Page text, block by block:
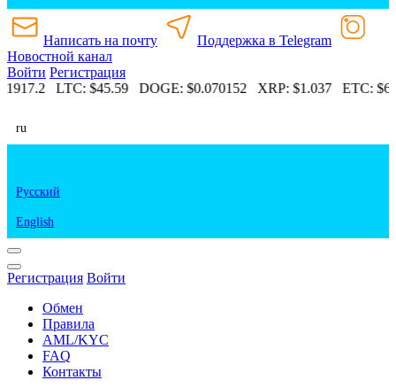
Написать на почту
Поддержка в Telegram
Новостной канал
Войти Регистрация
LTC:$45.59 DOGE:$0.070152 XRP:$1.037 ETC:
ru
Русский
English
Регистрация Войти
Обмен
Правила
AML/KYC
FAQ
Контакты